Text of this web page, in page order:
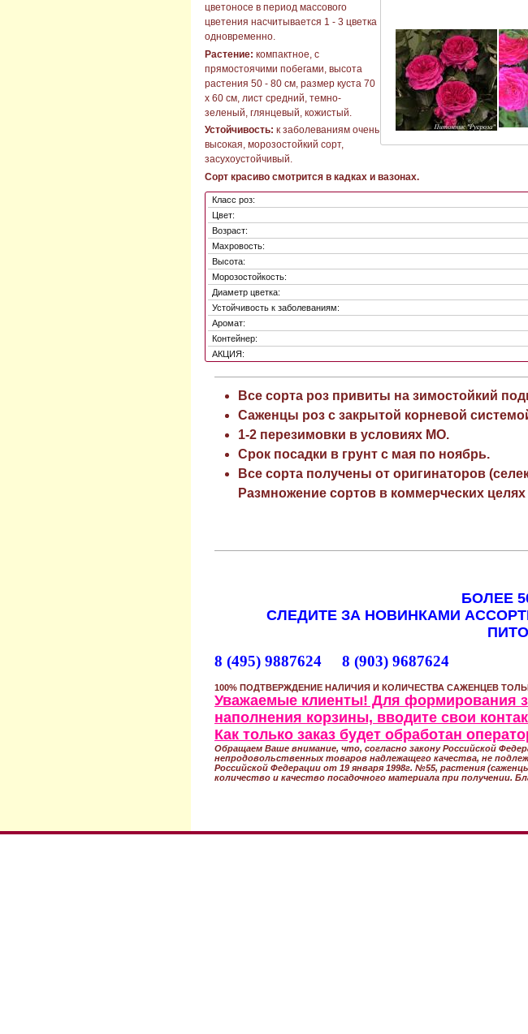
цветоносе в период массового
цветения насчитывается 1 - 3 цветка
одновременно.
Растение: компактное, с
прямостоячими побегами, высота
растения 50 - 80 см, размер куста 70
х 60 см, лист средний, темно-
зеленый, глянцевый, кожистый.
Устойчивость: к заболеваниям очень
высокая, морозостойкий сорт,
засухоустойчивый.
Сорт красиво смотрится в кадках и вазонах.
Класс роз:
Цвет:
Возраст:
Махровость:
Высота:
Морозостойкость:
Диаметр цветка:
Устойчивость к заболеваниям:
Аромат:
Контейнер:
АКЦИЯ:
Все сорта роз привиты на зимостойкий
Саженцы роз с закрытой корневой
1-2 перезимовки в условиях МО.
Срок посадки в грунт с мая по ноябрь.
Все сорта получены от оригинаторов
Размножение сортов в коммерческих
БОЛЕЕ
СЛЕДИТЕ ЗА НОВИНКАМИ
8 (495) 9887624 8 (903) 9687624
100% ПОДТВЕРЖДЕНИЕ НАЛИЧИЯ И КОЛИЧЕСТВА САЖЕНЦЕВ
Уважаемые клиенты! Для формирования
наполнения корзины, вводите свои
Как только заказ будет обработан
Обращаем Ваше внимание, что, согласно закону Российской
непродовольственных товаров надлежащего качества, не
Российской Федерации от 19 января 1998г. №55, растения
количество и качество посадочного материала при получении.